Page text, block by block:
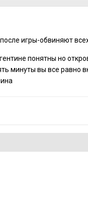
игры-обвиняют
понятны но
минуты вы все равно